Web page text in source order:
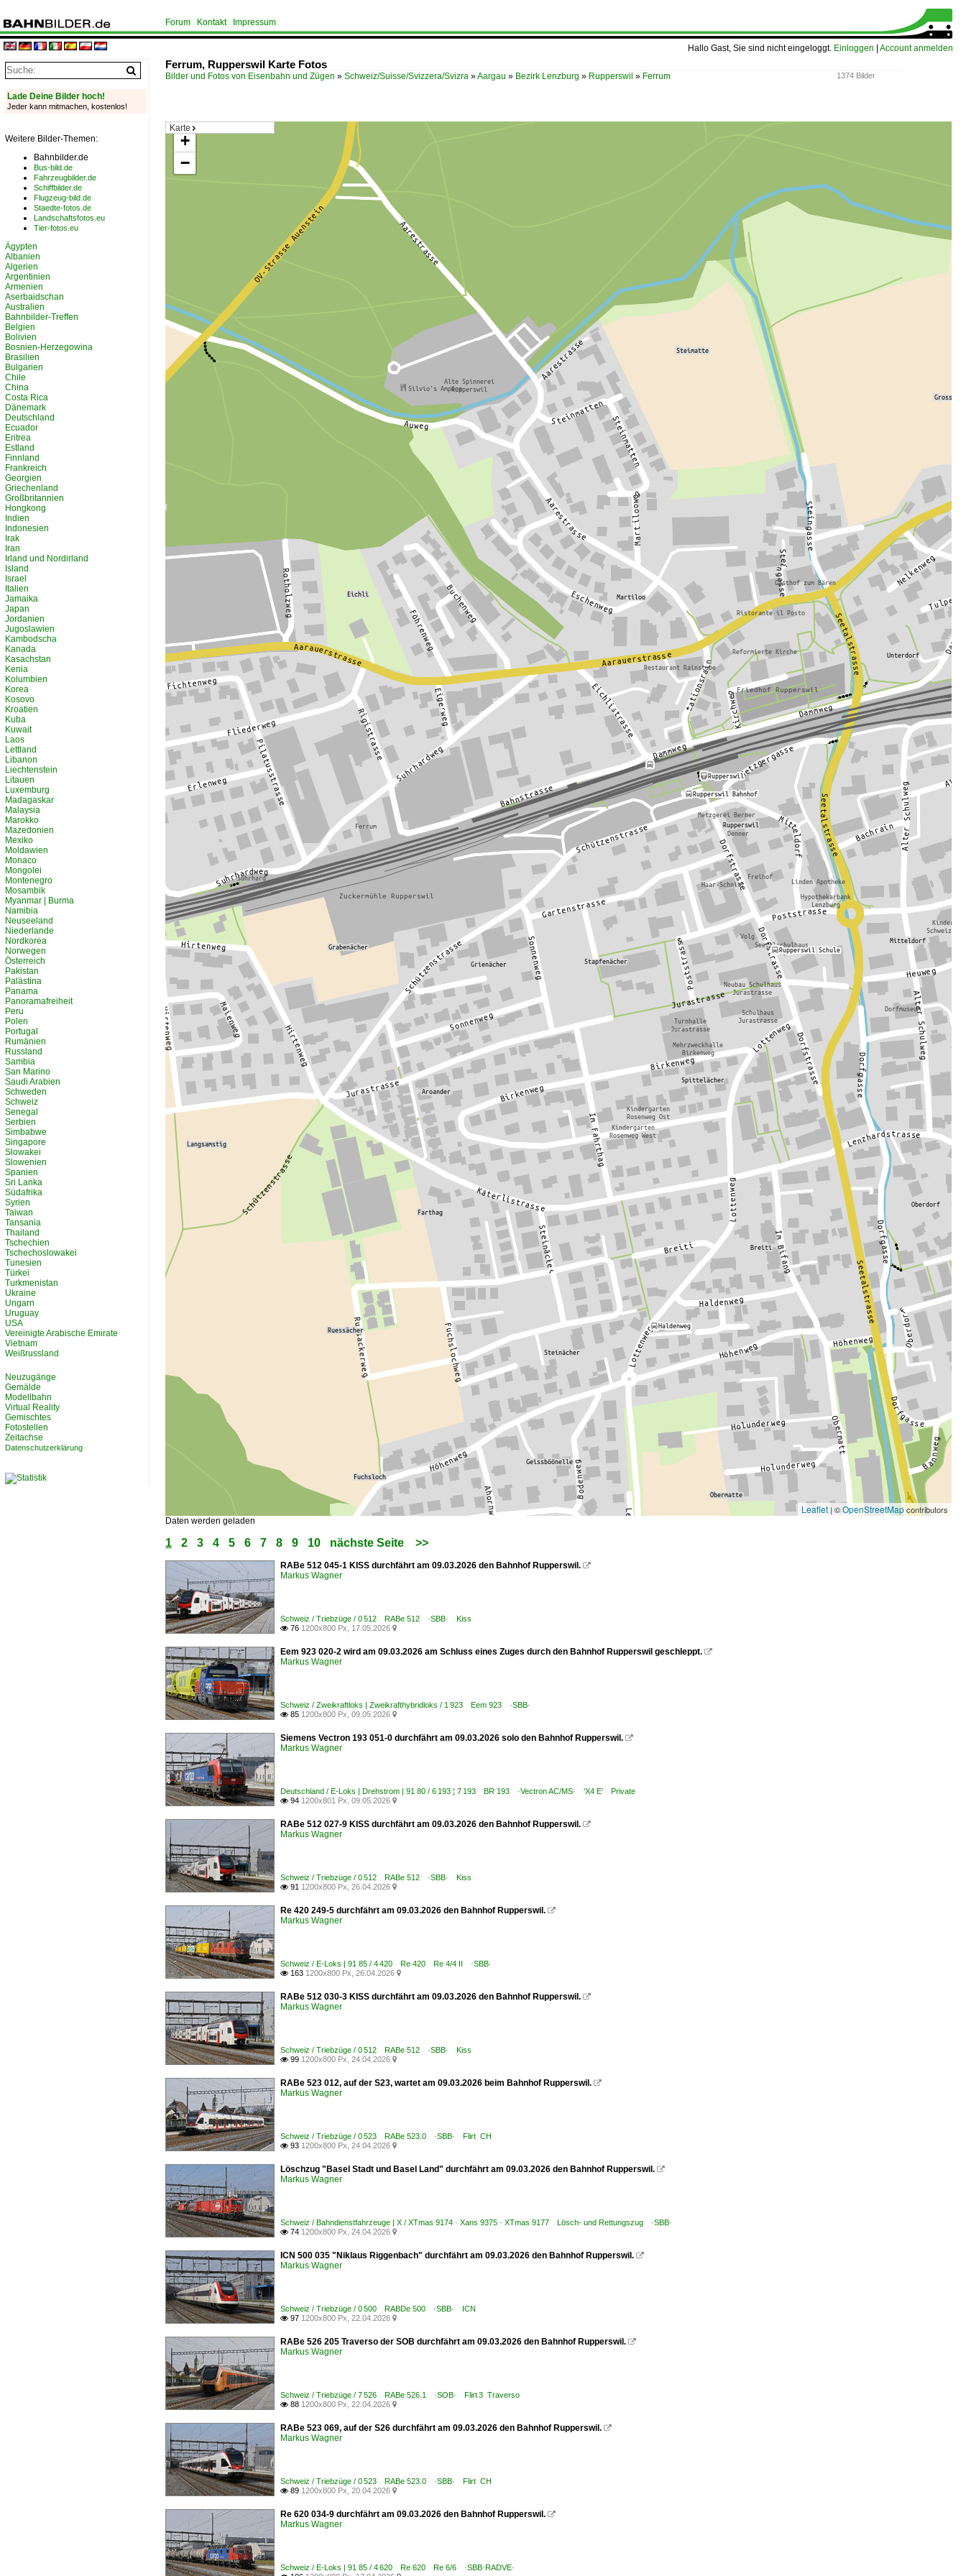
Hallo Gast, Sie sind nicht eingeloggt. Einloggen Account anmelden
Forum Kontakt Impressum
Ferrum, Rupperswil Karte Fotos
1374 Bilder
Bilder und Fotos von Eisenbahn und Zügen » Schweiz/Suisse/Svizzera/Svizra »Aargau » Bezirk Lenzburg » Rupperswil » Ferrum
Karte
+
−
Leaflet | ©OpenStreetMapcontributors
Daten werden geladen
1 2 3 4 5 6 7 8 9 10 nächste Seite >>
RABe 512 045-1 KISS durchfährt am 09.03.2026 den Bahnhof Rupperswil. 
Markus Wagner
Schweiz / Triebzüge / 0 512 RABe 512 ·SBB· Kiss
 76 1200x800 Px, 17.05.2026 
Eem 923 020-2 wird am 09.03.2026 am Schluss eines Zuges durch den Bahnhof Rupperswil geschleppt. 
Markus Wagner
Schweiz / Zweikraftloks | Zweikrafthybridloks / 1 923 Eem 923 ·SBB·
 85 1200x800 Px, 09.05.2026 
Siemens Vectron 193 051-0 durchfährt am 09.03.2026 solo den Bahnhof Rupperswil. 
Markus Wagner
Deutschland / E-Loks | Drehstrom | 91 80 / 6 193 ¦ 7 193 BR 193 ·Vectron AC/MS· 'X4 E' Private
 94 1200x801 Px, 09.05.2026 
RABe 512 027-9 KISS durchfährt am 09.03.2026 den Bahnhof Rupperswil. 
Markus Wagner
Schweiz / Triebzüge / 0 512 RABe 512 ·SBB· Kiss
 91 1200x800 Px, 26.04.2026 
Re 420 249-5 durchfährt am 09.03.2026 den Bahnhof Rupperswil. 
Markus Wagner
Schweiz / E-Loks | 91 85 / 4 420 Re 420 Re 4/4 II ·SBB·
 163 1200x800 Px, 26.04.2026 
RABe 512 030-3 KISS durchfährt am 09.03.2026 den Bahnhof Rupperswil. 
Markus Wagner
Schweiz / Triebzüge / 0 512 RABe 512 ·SBB· Kiss
 99 1200x800 Px, 24.04.2026 
RABe 523 012, auf der S23, wartet am 09.03.2026 beim Bahnhof Rupperswil. 
Markus Wagner
Schweiz / Triebzüge / 0 523 RABe 523.0 ·SBB· Flirt CH
 93 1200x800 Px, 24.04.2026 
Löschzug "Basel Stadt und Basel Land" durchfährt am 09.03.2026 den Bahnhof Rupperswil. 
Markus Wagner
Schweiz / Bahndienstfahrzeuge | X / XTmas 9174 · Xans 9375 · XTmas 9177 Lösch- und Rettungszug ·SBB·
 74 1200x800 Px, 24.04.2026 
ICN 500 035 "Niklaus Riggenbach" durchfährt am 09.03.2026 den Bahnhof Rupperswil. 
Markus Wagner
Schweiz / Triebzüge / 0 500 RABDe 500 ·SBB· ICN
 97 1200x800 Px, 22.04.2026 
RABe 526 205 Traverso der SOB durchfährt am 09.03.2026 den Bahnhof Rupperswil. 
Markus Wagner
Schweiz / Triebzüge / 7 526 RABe 526.1 ·SOB· Flirt⁠ 3 Traverso
 88 1200x800 Px, 22.04.2026 
RABe 523 069, auf der S26 durchfährt am 09.03.2026 den Bahnhof Rupperswil. 
Markus Wagner
Schweiz / Triebzüge / 0 523 RABe 523.0 ·SBB· Flirt CH
 89 1200x800 Px, 20.04.2026 
Re 620 034-9 durchfährt am 09.03.2026 den Bahnhof Rupperswil. 
Markus Wagner
Schweiz / E-Loks | 91 85 / 4 620 Re 620 Re 6/6 ·SBB·RADVE·
Lade Deine Bilder hoch!
Jeder kann mitmachen, kostenlos!
Weitere Bilder-Themen:
Bahnbilder.de
Bus-bild.de
Fahrzeugbilder.de
Schiffbilder.de
Flugzeug-bild.de
Staedte-fotos.de
Landschaftsfotos.eu
Tier-fotos.eu
Ägypten
Albanien
Algerien
Argentinien
Armenien
Aserbaidschan
Australien
Bahnbilder-Treffen
Belgien
Bolivien
Bosnien-Herzegowina
Brasilien
Bulgarien
Chile
China
Costa Rica
Dänemark
Deutschland
Ecuador
Eritrea
Estland
Finnland
Frankreich
Georgien
Griechenland
Großbritannien
Hongkong
Indien
Indonesien
Irak
Iran
Irland und Nordirland
Island
Israel
Italien
Jamaika
Japan
Jordanien
Jugoslawien
Kambodscha
Kanada
Kasachstan
Kenia
Kolumbien
Korea
Kosovo
Kroatien
Kuba
Kuwait
Laos
Lettland
Libanon
Liechtenstein
Litauen
Luxemburg
Madagaskar
Malaysia
Marokko
Mazedonien
Mexiko
Moldawien
Monaco
Mongolei
Montenegro
Mosambik
Myanmar | Burma
Namibia
Neuseeland
Niederlande
Nordkorea
Norwegen
Österreich
Pakistan
Palästina
Panama
Panoramafreiheit
Peru
Polen
Portugal
Rumänien
Russland
Sambia
San Marino
Saudi Arabien
Schweden
Schweiz
Senegal
Serbien
Simbabwe
Singapore
Slowakei
Slowenien
Spanien
Sri Lanka
Südafrika
Syrien
Taiwan
Tansania
Thailand
Tschechien
Tschechoslowakei
Tunesien
Türkei
Turkmenistan
Ukraine
Ungarn
Uruguay
USA
Vereinigte Arabische Emirate
Vietnam
Weißrussland
Neuzugänge
Gemälde
Modellbahn
Virtual Reality
Gemischtes
Fotostellen
Zeitachse
Datenschutzerklärung